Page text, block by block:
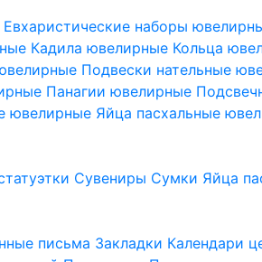
Евхаристические наборы
Кадила ювелирные Кольца
Подвески нательные
Панагии ювелирные
ювелирные Яйца пасхальные
Сувениры Сумки Яйца
письма Закладки Календари